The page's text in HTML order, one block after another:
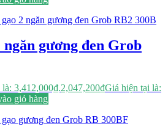
ngăn gương đen Grob
3,412,000₫.2,047,200₫Giá hiện tại là:
giỏ hàng